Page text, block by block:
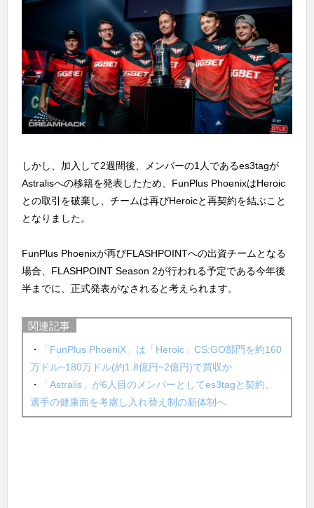
しかし、加入して2週間後、メンバーの1人であるes3tagが
Astralisへの移籍を発表したため、FunPlus PhoenixはHeroic
との取引を破棄し、チームは再びHeroicと再契約を結ぶこと
となりました。
FunPlus Phoenixが再びFLASHPOINTへの出資チームとなる
場合、FLASHPOINT Season 2が行われる予定である今年後
半までに、正式発表がなされると考えられます。
関連記事
・
「FunPlus PhoeniX」は「Heroic」CS:GO部門を約160
万ドル~180万ドル(約1.8億円~2億円)で買収か
・
「Astralis」が6人目のメンバーとしてes3tagと契約、
選手の健康面を考慮し入れ替え制の新体制へ